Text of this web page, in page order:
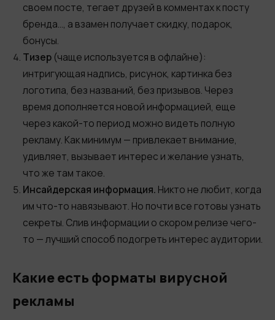
своем посте, тегает друзей в комментах к посту
бренда…, а взамен получает скидку, подарок,
бонусы.
Тизер (чаще используется в офлайне):
интригующая надпись, рисунок, картинка без
логотипа, без названий, без призывов. Через
время дополняется новой информацией, еще
через какой-то период можно видеть полную
рекламу. Как минимум — привлекает внимание,
удивляет, вызывает интерес и желание узнать,
что же там такое.
Инсайдерская информация. Никто не любит, когда
им что-то навязывают. Но почти все готовы узнать
секреты. Слив информации о скором релизе чего-
то — лучший способ подогреть интерес аудитории.
Какие есть форматы вирусной
рекламы